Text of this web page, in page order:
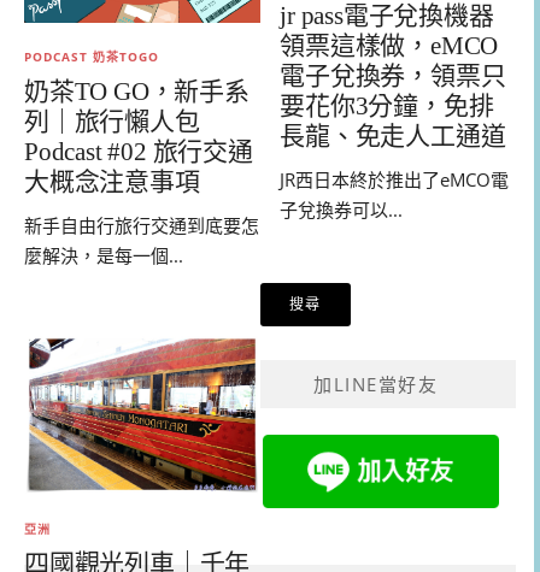
PODCAST 奶茶TOGO
奶茶TO GO，新手系
列｜旅行懶人包
Podcast #02 旅行交通
大概念注意事項
新手自由行旅行交通到底要怎
麼解決，是每一個...
jr pass電子兌換機器
領票這樣做，eMCO
電子兌換券，領票只
要花你3分鐘，免排
長龍、免走人工通道
JR西日本終於推出了eMCO電
子兌換券可以...
亞洲
四國觀光列車｜千年
加LINE當好友